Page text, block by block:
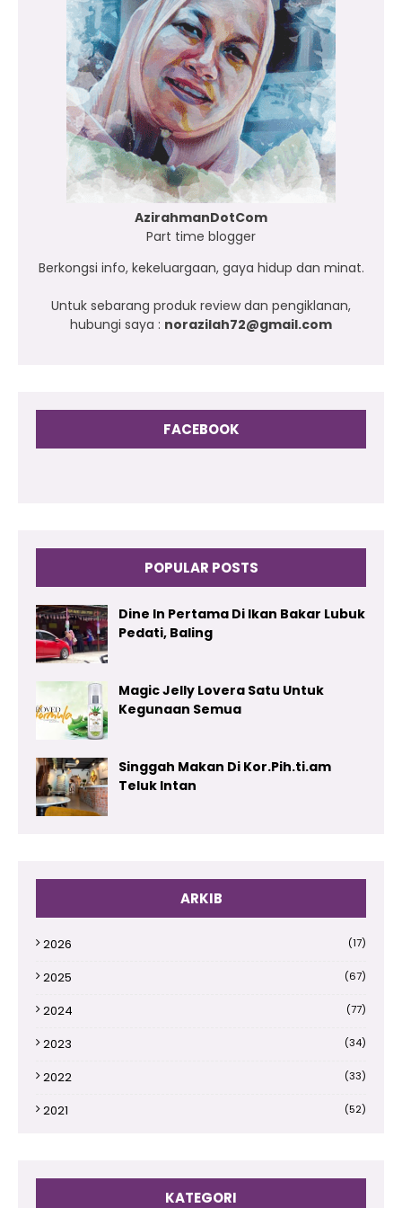
AzirahmanDotCom
Part time blogger
Berkongsi info, kekeluargaan, gaya hidup dan minat.
Untuk sebarang produk review dan pengiklanan,
hubungi saya : norazilah72@gmail.com
FACEBOOK
POPULAR POSTS
Dine In Pertama Di Ikan Bakar Lubuk
Pedati, Baling
Magic Jelly Lovera Satu Untuk
Kegunaan Semua
Singgah Makan Di Kor.Pih.ti.am
Teluk Intan
ARKIB
2026 (17)
2025 (67)
2024 (77)
2023 (34)
2022 (33)
2021 (52)
2019 (110)
KATEGORI